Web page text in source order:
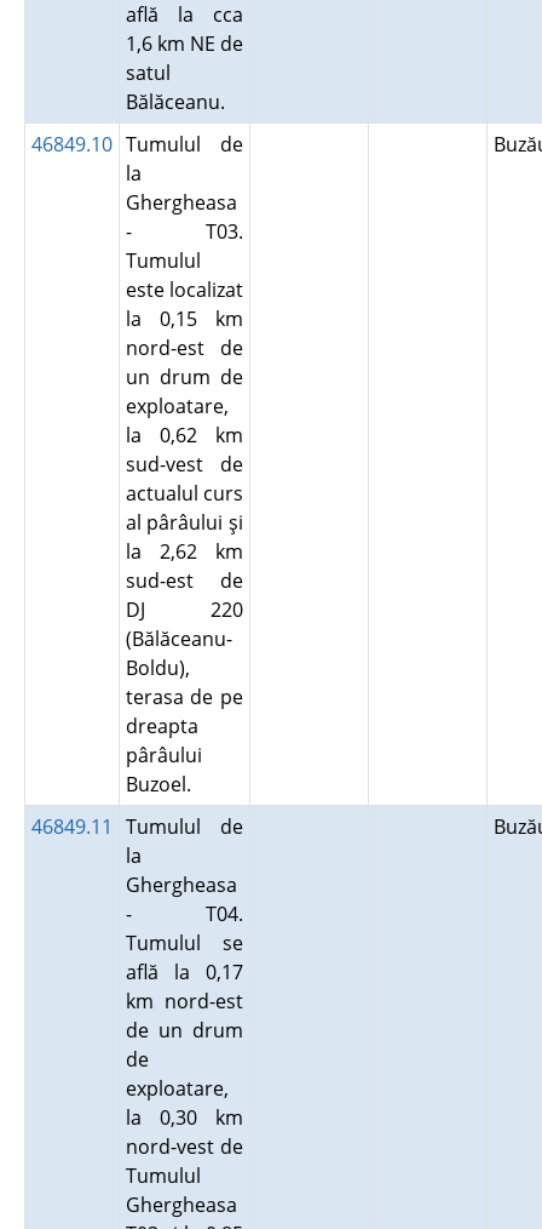
află la cca
1,6 km NE de
satul
Bălăceanu.
46849.10 Tumulul de
la
Ghergheasa
- T03.
Tumulul
este localizat
la 0,15 km
nord-est de
un drum de
exploatare,
la 0,62 km
sud-vest de
actualul curs
al pârâului şi
la 2,62 km
sud-est de
DJ 220
(Bălăceanu-
Boldu),
terasa de pe
dreapta
pârâului
Buzoel.
46849.11
Tumulul de
la
Ghergheasa
- T04.
Tumulul se
află la 0,17
km nord-est
de un drum
de
exploatare,
la 0,30 km
nord-vest de
Tumulul
Ghergheasa